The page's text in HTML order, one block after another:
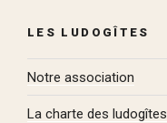
LES LUDOGÎTES
Notre association
La charte des ludogîtes